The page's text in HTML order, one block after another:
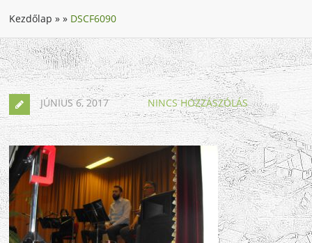
Kezdőlap »» DSCF6090
JÚNIUS 6, 2017 NINCS HOZZÁSZÓLÁS